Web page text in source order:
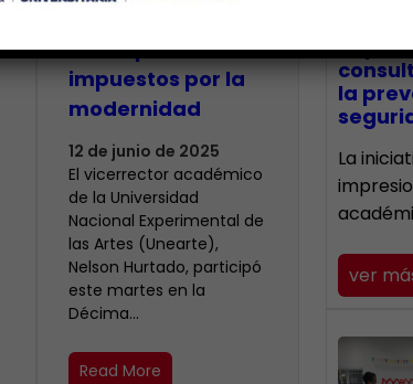
de los parámetros
impuestos por la
modernidad
12 de junio de 2025
El vicerrector académico
de la Universidad
Nacional Experimental de
las Artes (Unearte),
Nelson Hurtado, participó
este martes en la
Décima…
Read More
la
La
ver